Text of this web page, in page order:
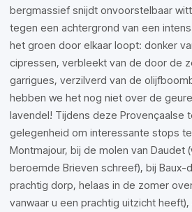
bergmassief snijdt onvoorstelbaar
tegen een achtergrond van een
het groen door elkaar loopt: donker
cipressen, verbleekt van de door de
garrigues, verzilverd van de
hebben we het nog niet over de
lavendel! Tijdens deze Provençaalse
gelegenheid om interessante stops
Montmajour, bij de molen van Daudet
beroemde Brieven schreef), bij Baux-
prachtig dorp, helaas in de zomer
vanwaar u een prachtig uitzicht